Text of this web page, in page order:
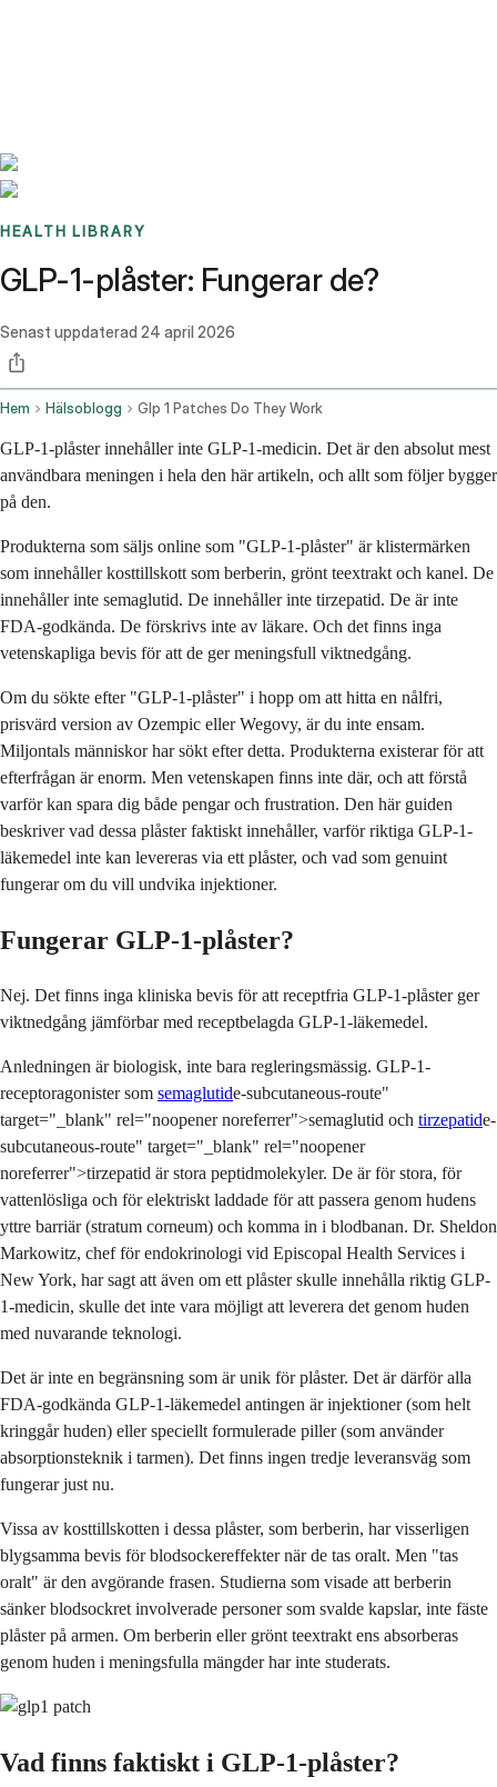
HEALTH LIBRARY
GLP-1-plåster: Fungerar de?
Senast uppdaterad 24 april 2026
Hem Hälsoblogg Glp 1 Patches Do They Work
GLP-1-plåster innehåller inte GLP-1-medicin. Det är den absolut mest
användbara meningen i hela den här artikeln, och allt som följer bygger
på den.
Produkterna som säljs online som "GLP-1-plåster" är klistermärken
som innehåller kosttillskott som berberin, grönt teextrakt och kanel. De
innehåller inte semaglutid. De innehåller inte tirzepatid. De är inte
FDA-godkända. De förskrivs inte av läkare. Och det finns inga
vetenskapliga bevis för att de ger meningsfull viktnedgång.
Om du sökte efter "GLP-1-plåster" i hopp om att hitta en nålfri,
prisvärd version av Ozempic eller Wegovy, är du inte ensam.
Miljontals människor har sökt efter detta. Produkterna existerar för att
efterfrågan är enorm. Men vetenskapen finns inte där, och att förstå
varför kan spara dig både pengar och frustration. Den här guiden
beskriver vad dessa plåster faktiskt innehåller, varför riktiga GLP-1-
läkemedel inte kan levereras via ett plåster, och vad som genuint
fungerar om du vill undvika injektioner.
Fungerar GLP-1-plåster?
Nej. Det finns inga kliniska bevis för att receptfria GLP-1-plåster ger
viktnedgång jämförbar med receptbelagda GLP-1-läkemedel.
Anledningen är biologisk, inte bara regleringsmässig. GLP-1-
receptoragonister som semaglutide-subcutaneous-route"
target="_blank" rel="noopener noreferrer">semaglutid och tirzepatide-
subcutaneous-route" target="_blank" rel="noopener
noreferrer">tirzepatid är stora peptidmolekyler. De är för stora, för
vattenlösliga och för elektriskt laddade för att passera genom hudens
yttre barriär (stratum corneum) och komma in i blodbanan. Dr. Sheldon
Markowitz, chef för endokrinologi vid Episcopal Health Services i
New York, har sagt att även om ett plåster skulle innehålla riktig GLP-
1-medicin, skulle det inte vara möjligt att leverera det genom huden
med nuvarande teknologi.
Det är inte en begränsning som är unik för plåster. Det är därför alla
FDA-godkända GLP-1-läkemedel antingen är injektioner (som helt
kringgår huden) eller speciellt formulerade piller (som använder
absorptionsteknik i tarmen). Det finns ingen tredje leveransväg som
fungerar just nu.
Vissa av kosttillskotten i dessa plåster, som berberin, har visserligen
blygsamma bevis för blodsockereffekter när de tas oralt. Men "tas
oralt" är den avgörande frasen. Studierna som visade att berberin
sänker blodsockret involverade personer som svalde kapslar, inte fäste
plåster på armen. Om berberin eller grönt teextrakt ens absorberas
genom huden i meningsfulla mängder har inte studerats.
Vad finns faktiskt i GLP-1-plåster?